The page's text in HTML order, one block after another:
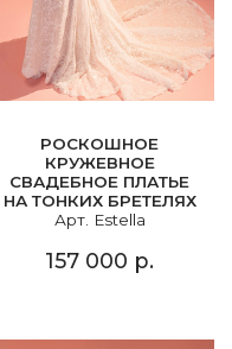
РОСКОШНОЕ
КРУЖЕВНОЕ
СВАДЕБНОЕ ПЛАТЬЕ
НА ТОНКИХ БРЕТЕЛЯХ
Арт. Estella
157 000 р.